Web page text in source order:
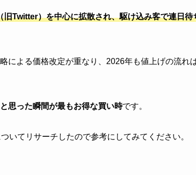
Twitter）を中心に拡散され、駆け込み客で連日待
による価格改定が重なり、2026年も値上げの流れ
と思った瞬間が最もお得な買い時です。
いてリサーチしたので参考にしてみてください。